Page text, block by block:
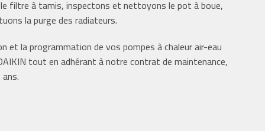
filtre à tamis, inspectons et nettoyons le pot à boue,
la purge des radiateurs.
la programmation de vos pompes à chaleur air-eau
tout en adhérant à notre contrat de maintenance,